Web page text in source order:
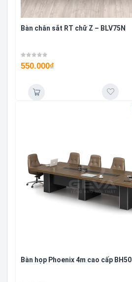
Bàn chân sắt RT chữ Z – BLV75N
550.000₫
Bàn họp Phoenix 4m cao cấp BH50